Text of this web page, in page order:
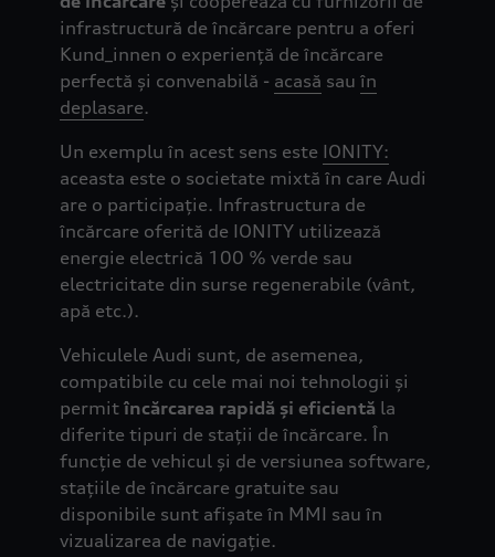
infrastructură de încărcare pentru a oferi
Kund_innen o experiență de încărcare
perfectă și convenabilă - acasă sau în
deplasare.
Un exemplu în acest sens este IONITY:
aceasta este o societate mixtă în care Audi
are o participație. Infrastructura de
încărcare oferită de IONITY utilizează
energie electrică 100 % verde sau
electricitate din surse regenerabile (vânt,
apă etc.).
Vehiculele Audi sunt, de asemenea,
compatibile cu cele mai noi tehnologii și
permit încărcarea rapidă și eficientă la
diferite tipuri de stații de încărcare. În
funcție de vehicul și de versiunea software,
stațiile de încărcare gratuite sau
disponibile sunt afișate în MMI sau în
vizualizarea de navigație.